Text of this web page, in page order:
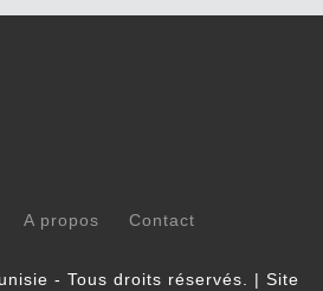
A propos Contact
- Tous droits réservés. | Site